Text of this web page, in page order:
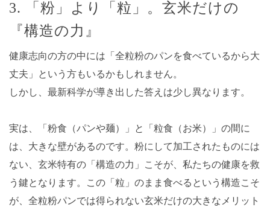
3. 「粉」より「粒」。玄米だけの
『構造の力』
健康志向の方の中には「全粒粉のパンを食べているから大
丈夫」という方もいるかもしれません。
しかし、最新科学が導き出した答えは少し異なります。
実は、「粉食（パンや麺）」と「粒食（お米）」の間に
は、大きな壁があるのです。粉にして加工されたものには
ない、玄米特有の「構造の力」こそが、私たちの健康を救
う鍵となります。この「粒」のまま食べるという構造こそ
が、全粒粉パンでは得られない玄米だけの大きなメリット